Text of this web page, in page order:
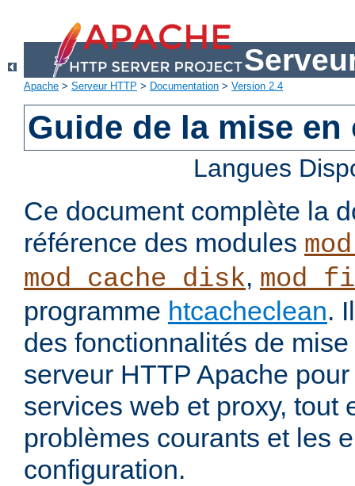
Apache > Serveur HTTP > Documentation > Version 2.4
Guide de la mise en
Langues
Ce document complète la
référence des modules
mod_cache_disk,
programme htcacheclean.
des fonctionnalités de
serveur HTTP Apache
services web et proxy, tout
problèmes courants et les
configuration.